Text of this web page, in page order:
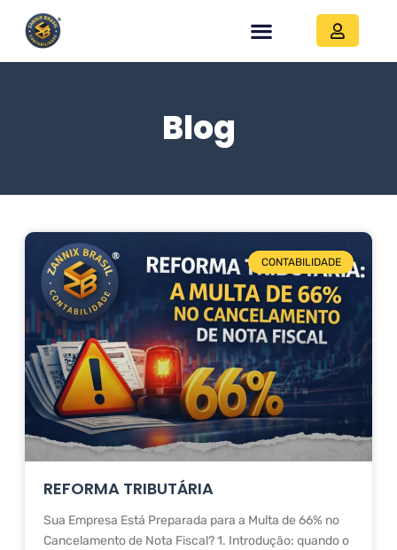
Blog
CONTABILIDADE
REFORMA TRIBUTÁRIA
Sua Empresa Está Preparada para a Multa de 66% no
Cancelamento de Nota Fiscal? 1. Introdução: quando o